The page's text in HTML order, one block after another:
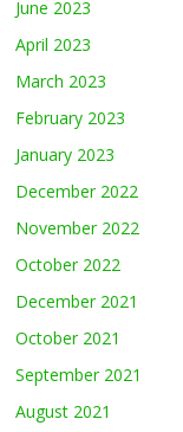
June 2023
April 2023
March 2023
February 2023
January 2023
December 2022
November 2022
October 2022
December 2021
October 2021
September 2021
August 2021